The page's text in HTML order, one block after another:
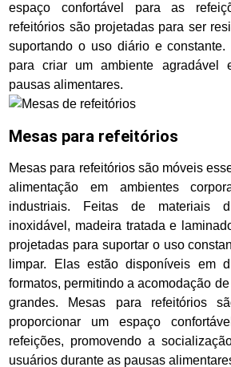
espaço confortável para as
refeitórios são projetadas para ser
suportando o uso diário e
para criar um ambiente agradável
pausas alimentares.
Mesas para refeitórios
Mesas para refeitórios são móveis
alimentação em ambientes
industriais. Feitas de materiais
inoxidável, madeira tratada e
projetadas para suportar o uso
limpar. Elas estão disponíveis em
formatos, permitindo a acomodação
grandes. Mesas para refeitórios
proporcionar um espaço
refeições, promovendo a
usuários durante as pausas